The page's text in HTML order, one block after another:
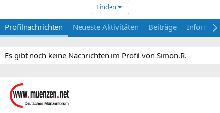
Finden
Profilnachrichten Neueste Aktivitäten Beiträge
Es gibt noch keine Nachrichten im Profil von Simon.R.